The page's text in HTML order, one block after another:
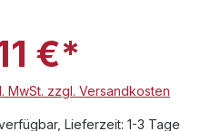
€*
MwSt. zzgl. Versandkosten
Lieferzeit: 1-3 Tage